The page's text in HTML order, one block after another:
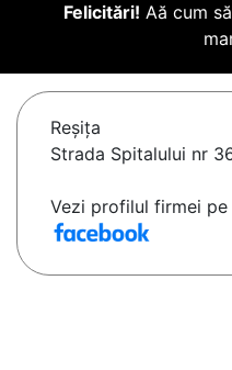
Felicitări! Aă cum
Reşiţa
Strada Spitalului nr
Vezi profilul firmei pe